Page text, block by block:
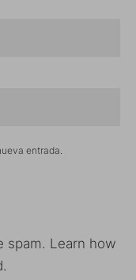
entrada.
spam. Learn how